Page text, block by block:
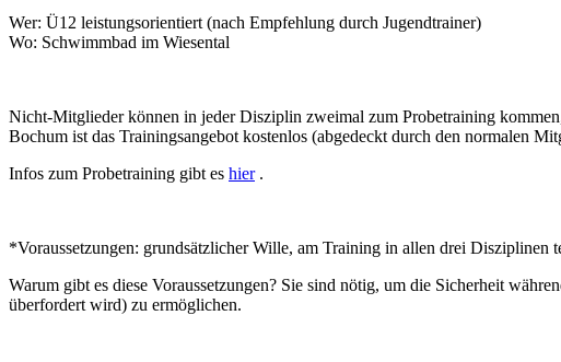
Wer: Ü12 leistungsorientiert (nach Empfehlung durch Jugendtrainer)
Wo: Schwimmbad im Wiesental
Nicht-Mitglieder können in jeder Disziplin zweimal zum Probetraining
Bochum ist das Trainingsangebot kostenlos (abgedeckt durch den normalen
Infos zum Probetraining gibt es hier.
*Voraussetzungen: grundsätzlicher Wille, am Training in allen drei
Warum gibt es diese Voraussetzungen? Sie sind nötig, um die Sicherheit
überfordert wird) zu ermöglichen.